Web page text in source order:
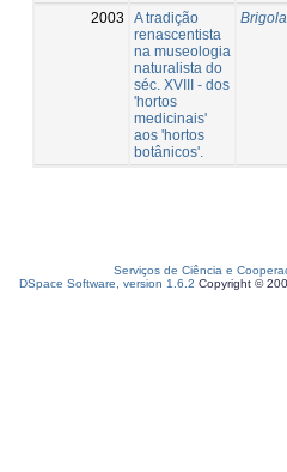
2003
A tradição
renascentista
na museologia
naturalista do
séc. XVIII - dos
'hortos
medicinais'
aos 'hortos
botânicos'.
Serviços de Ciência e
DSpace Software, version 1.6.2 Copyright ©